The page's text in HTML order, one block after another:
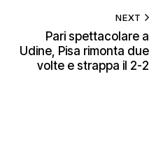
NEXT
Pari spettacolare a
Udine, Pisa rimonta due
volte e strappa il 2-2